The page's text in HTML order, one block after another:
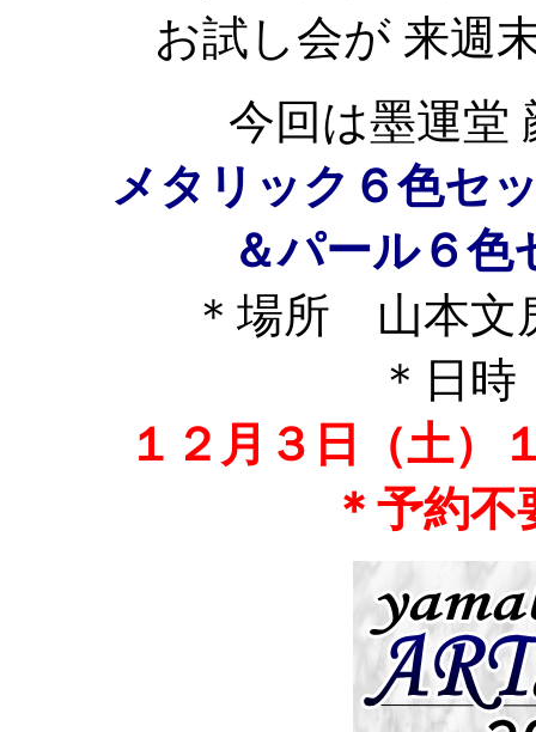
お試し会が 来週
今回は墨運堂
メタリック６色セ
＆パール６色
＊場所 山本文
＊日
１２月３日（土）
＊予約